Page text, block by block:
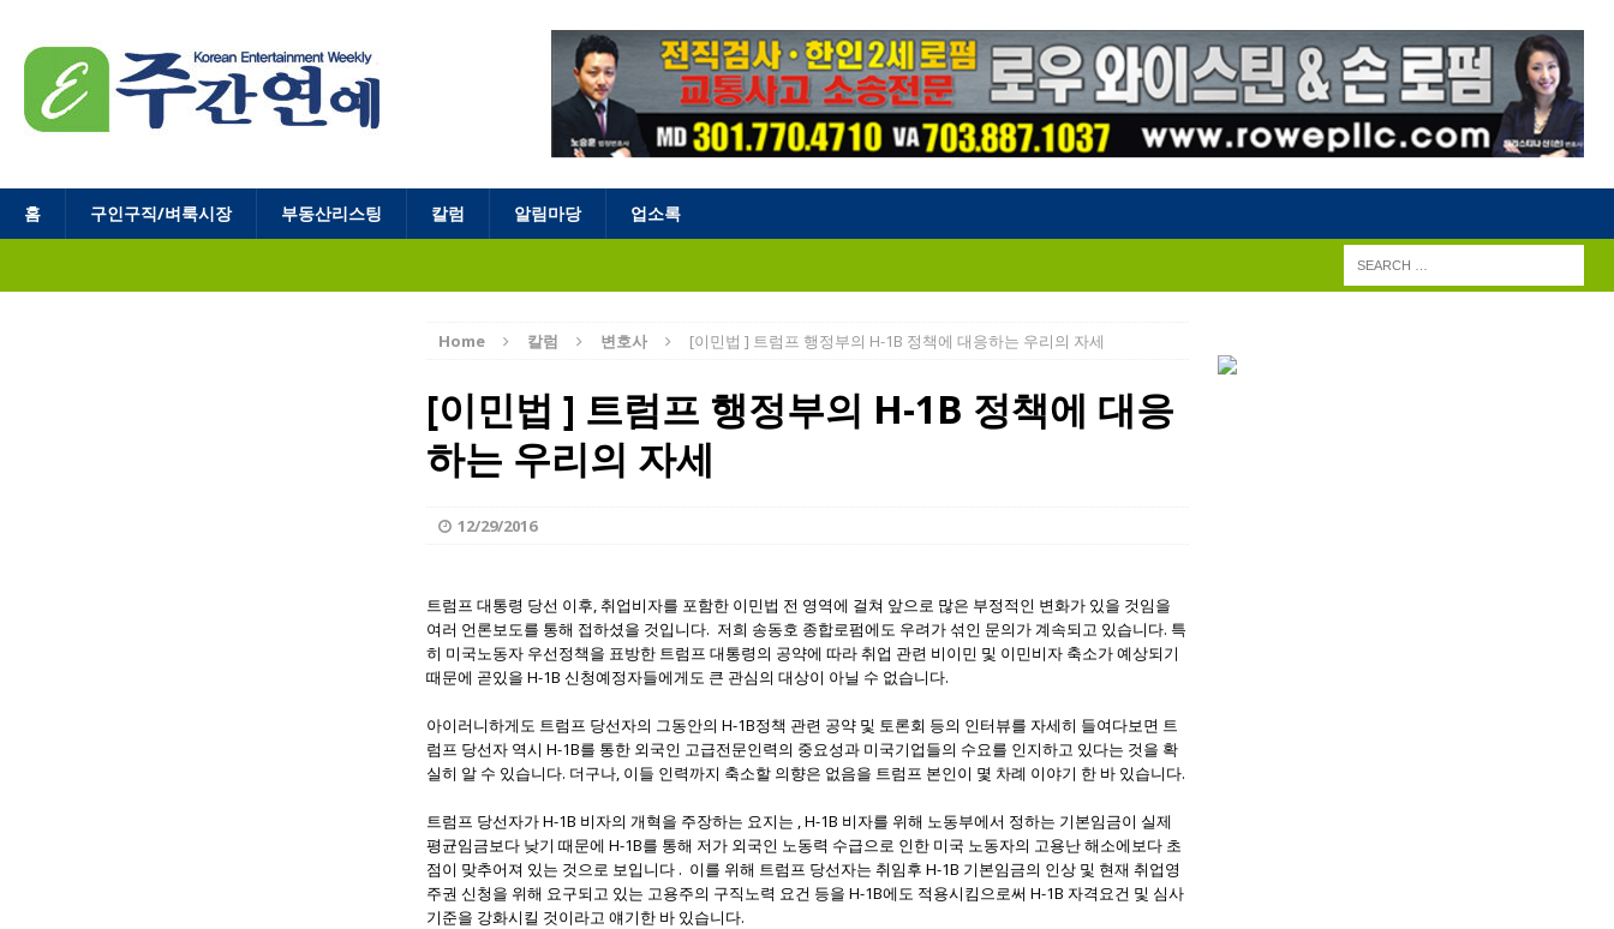
홈 구인구직/벼룩시장 부동산리스팅 칼럼 알림마당 업소록
Home 칼럼 변호사 [이민법 ] 트럼프 행정부의 H-1B 정책에 대응하는 우리의 자세
[이민법 ] 트럼프 행정부의 H-1B 정책에 대응
하는 우리의 자세
12/29/2016
트럼프 대통령 당선 이후, 취업비자를 포함한 이민법 전 영역에 걸쳐 앞으로 많은 부정적인 변화가 있을 것임을
여러 언론보도를 통해 접하셨을 것입니다. 저희 송동호 종합로펌에도 우려가 섞인 문의가 계속되고 있습니다. 특
히 미국노동자 우선정책을 표방한 트럼프 대통령의 공약에 따라 취업 관련 비이민 및 이민비자 축소가 예상되기
때문에 곧있을 H-1B 신청예정자들에게도 큰 관심의 대상이 아닐 수 없습니다.
아이러니하게도 트럼프 당선자의 그동안의 H-1B정책 관련 공약 및 토론회 등의 인터뷰를 자세히 들여다보면 트
럼프 당선자 역시 H-1B를 통한 외국인 고급전문인력의 중요성과 미국기업들의 수요를 인지하고 있다는 것을 확
실히 알 수 있습니다. 더구나, 이들 인력까지 축소할 의향은 없음을 트럼프 본인이 몇 차례 이야기 한 바 있습니다.
트럼프 당선자가 H-1B 비자의 개혁을 주장하는 요지는 , H-1B 비자를 위해 노동부에서 정하는 기본임금이 실제
평균임금보다 낮기 때문에 H-1B를 통해 저가 외국인 노동력 수급으로 인한 미국 노동자의 고용난 해소에보다 초
점이 맞추어져 있는 것으로 보입니다 . 이를 위해 트럼프 당선자는 취임후 H-1B 기본임금의 인상 및 현재 취업영
주권 신청을 위해 요구되고 있는 고용주의 구직노력 요건 등을 H-1B에도 적용시킴으로써 H-1B 자격요건 및 심사
기준을 강화시킬 것이라고 얘기한 바 있습니다.